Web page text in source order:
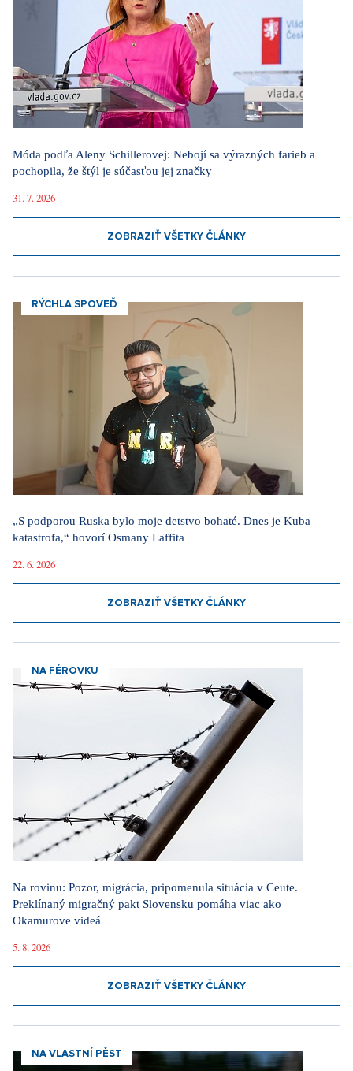
Móda podľa Aleny Schillerovej: Nebojí sa výrazných farieb a
pochopila, že štýl je súčasťou jej značky
31. 7. 2026
ZOBRAZIŤ VŠETKY ČLÁNKY
RÝCHLA SPOVEĎ
„S podporou Ruska bylo moje detstvo bohaté. Dnes je Kuba
katastrofa,“ hovorí Osmany Laffita
22. 6. 2026
ZOBRAZIŤ VŠETKY ČLÁNKY
NA FÉROVKU
Na rovinu: Pozor, migrácia, pripomenula situácia v Ceute.
Preklínaný migračný pakt Slovensku pomáha viac ako
Okamurove videá
5. 8. 2026
ZOBRAZIŤ VŠETKY ČLÁNKY
NA VLASTNÍ PĚST